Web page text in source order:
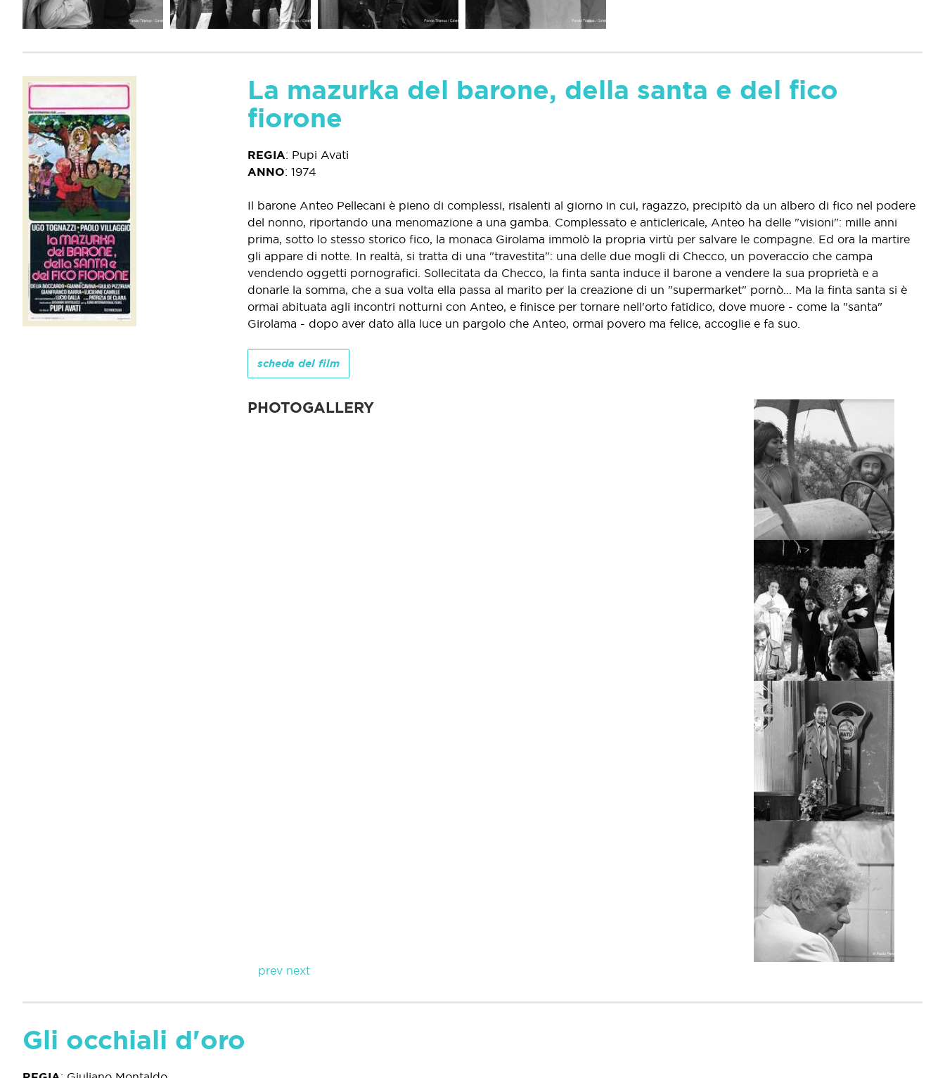
La mazurka del barone, della santa e del fico
fiorone
REGIA: Pupi Avati
ANNO: 1974
Il barone Anteo Pellecani è pieno di complessi, risalenti al giorno in cui, ragazzo, precipitò da un albero di fico nel podere
del nonno, riportando una menomazione a una gamba. Complessato e anticlericale, Anteo ha delle "visioni": mille anni
prima, sotto lo stesso storico fico, la monaca Girolama immolò la propria virtù per salvare le compagne. Ed ora la martire
gli appare di notte. In realtà, si tratta di una "travestita": una delle due mogli di Checco, un poveraccio che campa
vendendo oggetti pornografici. Sollecitata da Checco, la finta santa induce il barone a vendere la sua proprietà e a
donarle la somma, che a sua volta ella passa al marito per la creazione di un "supermarket" pornò... Ma la finta santa si è
ormai abituata agli incontri notturni con Anteo, e finisce per tornare nell'orto fatidico, dove muore - come la "santa"
Girolama - dopo aver dato alla luce un pargolo che Anteo, ormai povero ma felice, accoglie e fa suo.
scheda del film
PHOTOGALLERY
prev next
Gli occhiali d'oro